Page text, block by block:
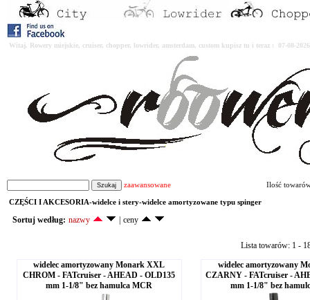
Witaj. Rowery miejskie, cruiser, chopper, lowrider, amsterdam, custom kupisz tu i teraz : 07-08-
zaawansowane Ilość
CZĘŚCI I AKCESORIA-widelce i stery-widelce amortyzowane typu spinger
Sortuj według: nazwy ceny
Lista towarów: 1 -
widelec amortyzowany Monark XXL
CHROM - FATcruiser - AHEAD - OLD135
mm 1-1/8" bez hamulca MCR
widelec amortyzowany
CZARNY - FATcruiser -
mm 1-1/8" bez